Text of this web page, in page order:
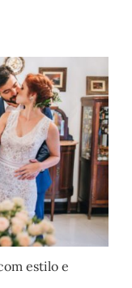
estilo e